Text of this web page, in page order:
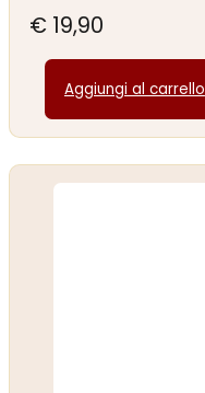
€ 19,90
Aggiungi al carrello